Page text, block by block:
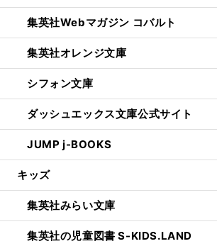
集英社Webマガジン コバルト
集英社オレンジ文庫
シフォン文庫
ダッシュエックス文庫公式サイト
JUMP j-BOOKS
キッズ
集英社みらい文庫
集英社の児童図書 S-KIDS.LAND